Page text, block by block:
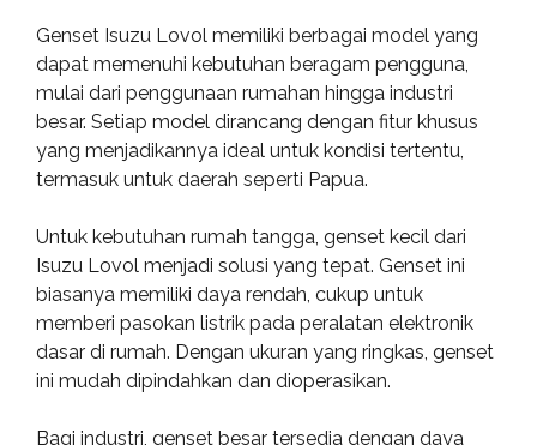
Genset Isuzu Lovol memiliki berbagai model yang
dapat memenuhi kebutuhan beragam pengguna,
mulai dari penggunaan rumahan hingga industri
besar. Setiap model dirancang dengan fitur khusus
yang menjadikannya ideal untuk kondisi tertentu,
termasuk untuk daerah seperti Papua.
Untuk kebutuhan rumah tangga, genset kecil dari
Isuzu Lovol menjadi solusi yang tepat. Genset ini
biasanya memiliki daya rendah, cukup untuk
memberi pasokan listrik pada peralatan elektronik
dasar di rumah. Dengan ukuran yang ringkas, genset
ini mudah dipindahkan dan dioperasikan.
Bagi industri, genset besar tersedia dengan daya